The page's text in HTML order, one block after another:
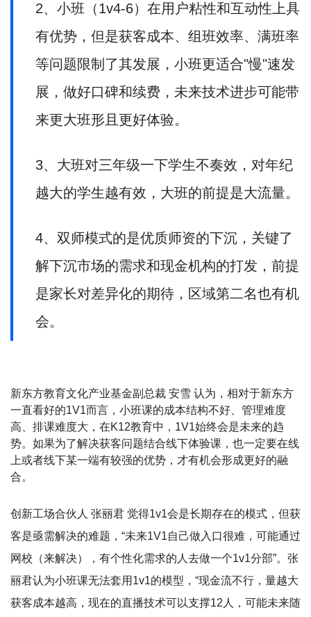
2、小班（1v4-6）在用户粘性和互动性上具
有优势，但是获客成本、组班效率、满班率
等问题限制了其发展，小班更适合"慢"速发
展，做好口碑和续费，未来技术进步可能带
来更大班形且更好体验。
3、大班对三年级一下学生不奏效，对年纪
越大的学生越有效，大班的前提是大流量。
4、双师模式的是优质师资的下沉，关键了
解下沉市场的需求和现金机构的打发，前提
是家长对差异化的期待，区域第二名也有机
会。
新东方教育文化产业基金副总裁 安雪 认为，相对于新东方
一直看好的1V1而言，小班课的成本结构不好、管理难度
高、排课难度大，在K12教育中，1V1始终会是未来的趋
势。如果为了解决获客问题结合线下体验课，也一定要在线
上或者线下某一端有较强的优势，才有机会形成更好的融
合。
创新工场合伙人 张丽君 觉得1v1会是长期存在的模式，但获
客是亟需解决的难题，“未来1V1自己做入口很难，可能通过
网校（来解决），有个性化需求的人去做一个1v1分部”。张
丽君认为小班课无法套用1v1的模型，“现金流不行，量越大
获客成本越高，现在的直播技术可以支撑12人，可能未来随